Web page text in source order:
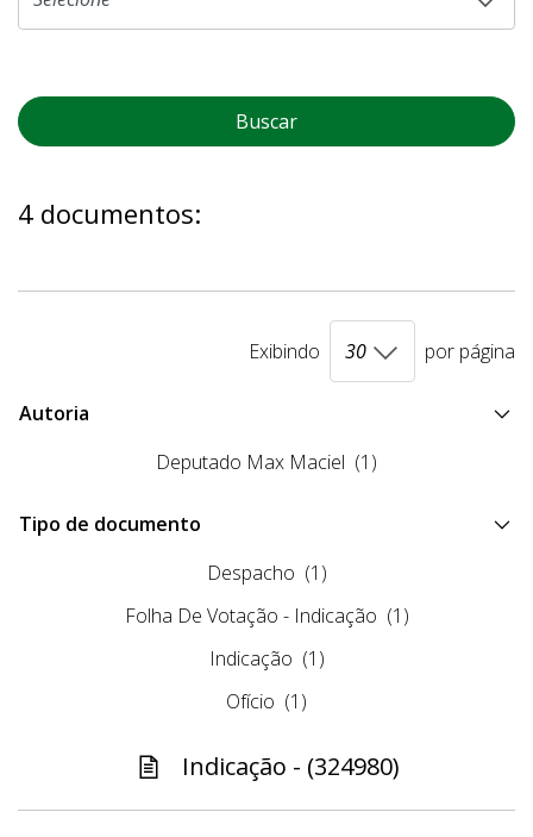
Buscar
4 documentos:
Exibindo por página
Autoria
Deputado Max Maciel (1)
Tipo de documento
Despacho (1)
Folha De Votação - Indicação (1)
Indicação (1)
Ofício (1)
Indicação - (324980)